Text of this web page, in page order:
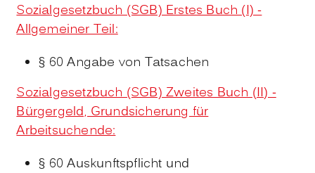
Sozialgesetzbuch (SGB) Erstes Buch (I) -
Allgemeiner Teil:
§ 60 Angabe von Tatsachen
Sozialgesetzbuch (SGB) Zweites Buch (II) -
Bürgergeld, Grundsicherung für
Arbeitsuchende:
§ 60 Auskunftspflicht und